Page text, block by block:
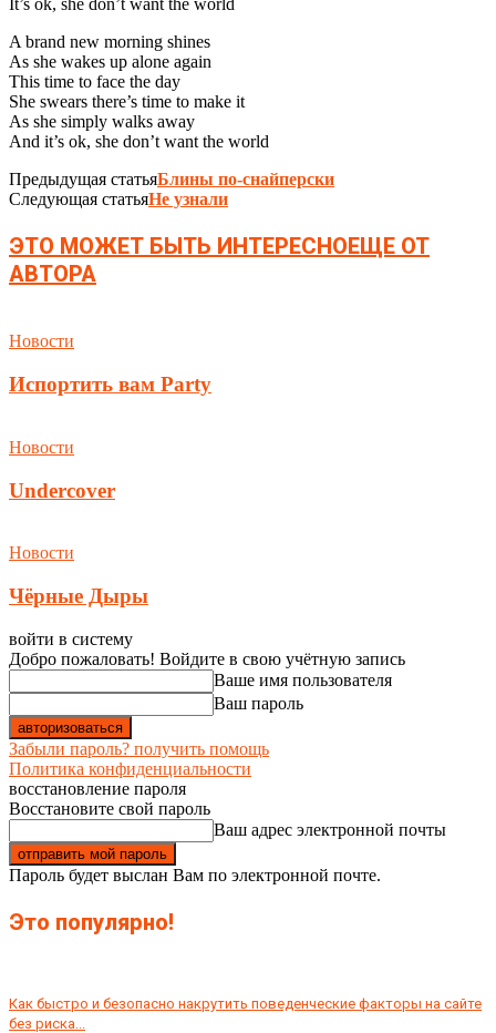
A brand new morning shines
As she wakes up alone again
This time to face the day
She swears there’s time to make it
As she simply walks away
And it’s ok, she don’t want the world
Предыдущая статьяБлины по-снайперски
Следующая статьяНе узнали
ЭТО МОЖЕТ БЫТЬ ИНТЕРЕСНОЕЩЕ ОТ
АВТОРА
Новости
Испортить вам Party
Новости
Undercover
Новости
Чёрные Дыры
войти в систему
Добро пожаловать! Войдите в свою учётную запись
Ваше имя пользователя
Ваш пароль
Забыли пароль? получить помощь
Политика конфиденциальности
восстановление пароля
Восстановите свой пароль
Ваш адрес электронной почты
Пароль будет выслан Вам по электронной почте.
Это популярно!
Как быстро и безопасно накрутить поведенческие факторы на сайте
без риска...